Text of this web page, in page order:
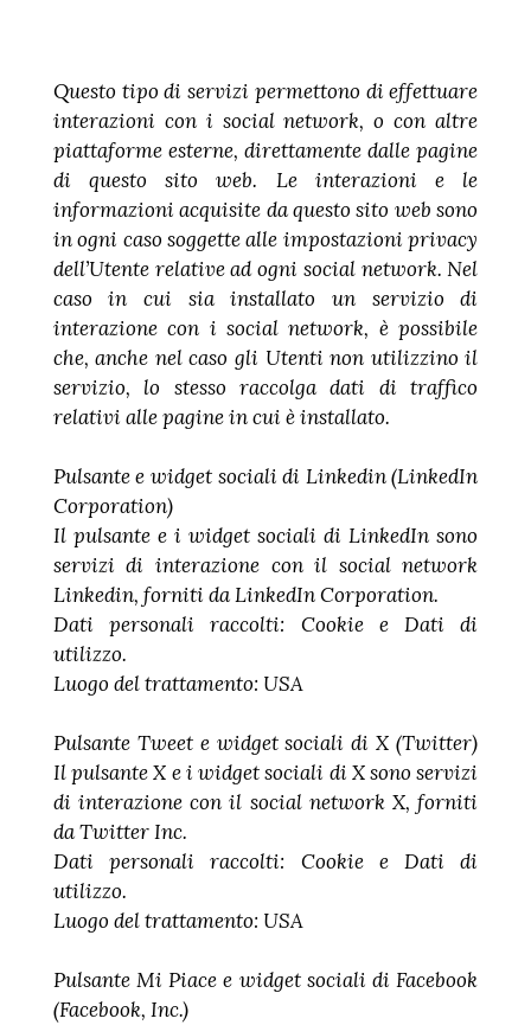
Questo tipo di servizi permettono di effettuare
interazioni con i social network, o con altre
piattaforme esterne, direttamente dalle pagine
di questo sito web. Le interazioni e le
informazioni acquisite da questo sito web sono
in ogni caso soggette alle impostazioni privacy
dell’Utente relative ad ogni social network. Nel
caso in cui sia installato un servizio di
interazione con i social network, è possibile
che, anche nel caso gli Utenti non utilizzino il
servizio, lo stesso raccolga dati di traffico
relativi alle pagine in cui è installato.
Pulsante e widget sociali di Linkedin (LinkedIn
Corporation)
Il pulsante e i widget sociali di LinkedIn sono
servizi di interazione con il social network
Linkedin, forniti da LinkedIn Corporation.
Dati personali raccolti: Cookie e Dati di
utilizzo.
Luogo del trattamento: USA
Pulsante Tweet e widget sociali di X (Twitter)
Il pulsante X e i widget sociali di X sono servizi
di interazione con il social network X, forniti
da Twitter Inc.
Dati personali raccolti: Cookie e Dati di
utilizzo.
Luogo del trattamento: USA
Pulsante Mi Piace e widget sociali di Facebook
(Facebook, Inc.)